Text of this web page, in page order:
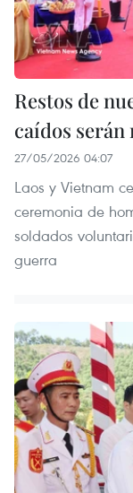
Restos de
caídos serán
27/05/2026 04:07
Laos y Vietnam
ceremonia de
soldados
guerra